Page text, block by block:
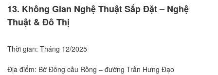
13. Không Gian Nghệ Thuật Sắp Đặt – Nghệ
Thuật & Đô Thị
Thời gian: Tháng 12/2025
Địa điểm: Bờ Đông cầu Rồng – đường Trần Hưng Đạo